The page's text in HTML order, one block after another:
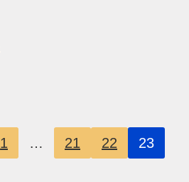
1 … 21 22 23